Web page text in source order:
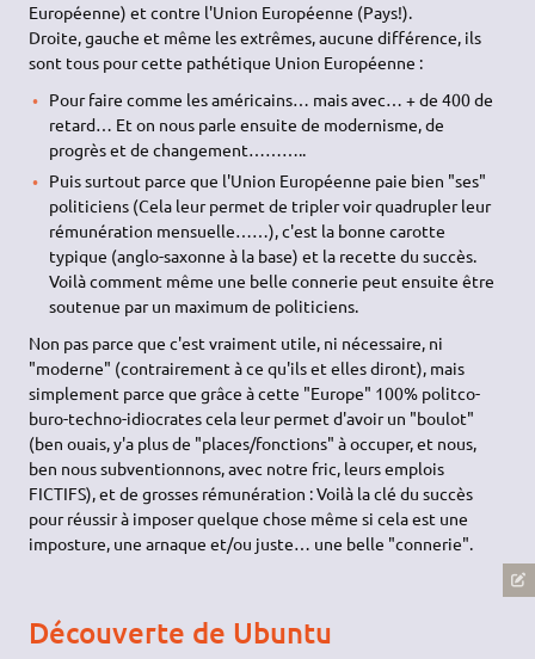
Européenne) et contre l'Union Européenne (Pays!).
Droite, gauche et même les extrêmes, aucune différence, ils
sont tous pour cette pathétique Union Européenne :
Pour faire comme les américains… mais avec… + de 400 de
retard… Et on nous parle ensuite de modernisme, de
progrès et de changement………..
Puis surtout parce que l'Union Européenne paie bien "ses"
politiciens (Cela leur permet de tripler voir quadrupler leur
rémunération mensuelle……), c'est la bonne carotte
typique (anglo-saxonne à la base) et la recette du succès.
Voilà comment même une belle connerie peut ensuite être
soutenue par un maximum de politiciens.
Non pas parce que c'est vraiment utile, ni nécessaire, ni
"moderne" (contrairement à ce qu'ils et elles diront), mais
simplement parce que grâce à cette "Europe" 100% politco-
buro-techno-idiocrates cela leur permet d'avoir un "boulot"
(ben ouais, y'a plus de "places/fonctions" à occuper, et nous,
ben nous subventionnons, avec notre fric, leurs emplois
FICTIFS), et de grosses rémunération : Voilà la clé du succès
pour réussir à imposer quelque chose même si cela est une
imposture, une arnaque et/ou juste… une belle "connerie".
Découverte de Ubuntu